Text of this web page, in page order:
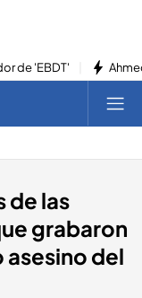
de 'EBDT'
de las
grabaron
asesino del